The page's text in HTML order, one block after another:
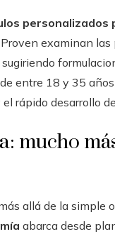
personalizados
examinan las
entre 18 y 35
rápido desarrollo
mucho
allá de la simple
abarca desde